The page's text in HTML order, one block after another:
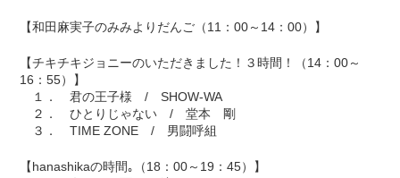
【和田麻実子のみみよりだんご（11：00～14：00）】
【チキチキジョニーのいただきました！３時間！（14：00～
16：55）】
１． 君の王子様 / SHOW-WA
２． ひとりじゃない / 堂本 剛
３． TIME ZONE / 男闘呼組
【hanashikaの時間｡（18：00～19：45）】